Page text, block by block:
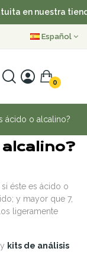
en nuestra
Español
0
ácido o alcalino?
éste es ácido o
y mayor que 7,
ligeramente
kits de análisis